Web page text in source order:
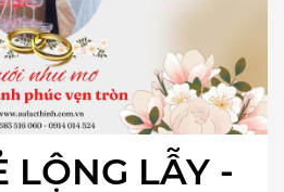
LỘNG LẪY -